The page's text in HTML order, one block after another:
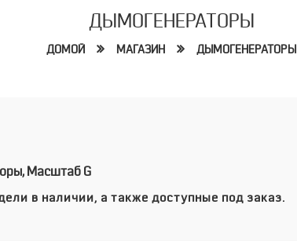
ДЫМОГЕНЕРАТОРЫ
ДОМОЙ МАГАЗИН ДЫМОГЕНЕРАТОРЫ
Масштаб G
в наличии, а также доступные под заказ.